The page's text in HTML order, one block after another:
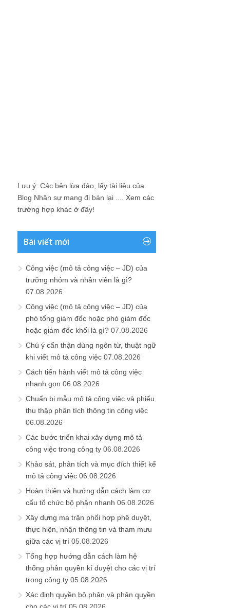
Lưu ý: Các bên lừa đảo, lấy tài liệu của
Blog Nhân sự mang đi bán lại .... Xem các
trường hợp khác ở đây!
Bài viết mới
Công việc (mô tả công việc – JD) của
trưởng nhóm và nhân viên là gì?
07.08.2026
Công việc (mô tả công việc – JD) của
phó tổng giám đốc hoặc phó giám đốc
hoặc giám đốc khối là gì? 07.08.2026
Chú ý cẩn thận dùng ngôn từ, thuật ngữ
khi viết mô tả công việc 07.08.2026
Cách tiến hành viết mô tả công việc
nhanh gọn 06.08.2026
Chuẩn bị mẫu mô tả công việc và phiếu
thu thập phân tích thông tin công việc
06.08.2026
Các bước triển khai xây dựng mô tả
công việc trong công ty 06.08.2026
Khảo sát, phân tích và mục đích thiết kế
mô tả công việc 06.08.2026
Hoàn thiện và hướng dẫn cách làm cơ
cấu tổ chức bộ phận nhanh 06.08.2026
Xây dựng ma trận phối hợp phê duyệt,
thực hiện, nhận thông tin và tham mưu
giữa các vị trí 05.08.2026
Tổng hợp hướng dẫn cách làm hệ
thống phân quyền kí duyệt cho các vị trí
trong công ty 05.08.2026
Xác định quyền bộ phận và phân quyền